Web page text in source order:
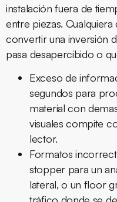
instalación fuera de
entre piezas.
convertir una inversión
pasa desapercibido o
Exceso de
segundos para
material con
visuales compite
lector.
Formatos
stopper para un
lateral, o un floor